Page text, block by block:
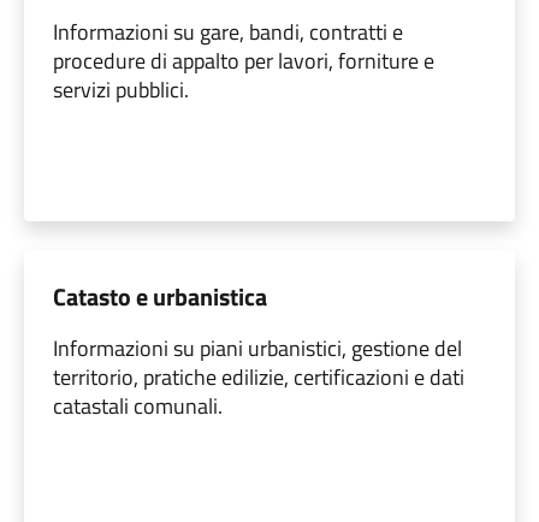
Informazioni su gare, bandi, contratti e
procedure di appalto per lavori, forniture e
servizi pubblici.
Catasto e urbanistica
Informazioni su piani urbanistici, gestione del
territorio, pratiche edilizie, certificazioni e dati
catastali comunali.